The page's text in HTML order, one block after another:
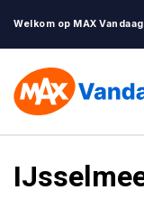
Welkom op MAX Vandaag